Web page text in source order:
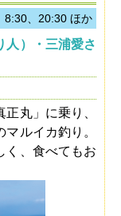
、20:30 ほか
人）・三浦愛さ
丸」に乗り、
ルイカ釣り。
く、食べてもお